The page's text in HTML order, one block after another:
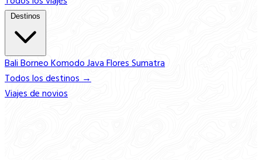
BaliBorneoKomodoJavaFloresSumatra
Todos los destinos →
Viajes de novios